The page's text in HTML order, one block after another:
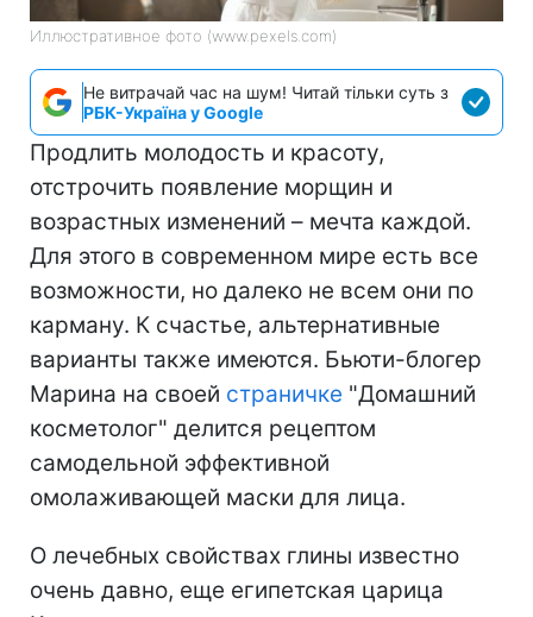
Иллюстративное фото (www.pexels.com)
Не витрачай час на шум! Читай тільки суть з
РБК-Україна у Google
Продлить молодость и красоту,
отстрочить появление морщин и
возрастных изменений – мечта каждой.
Для этого в современном мире есть все
возможности, но далеко не всем они по
карману. К счастье, альтернативные
варианты также имеются. Бьюти-блогер
Марина на своей страничке "Домашний
косметолог" делится рецептом
самодельной эффективной
омолаживающей маски для лица.
О лечебных свойствах глины известно
очень давно, еще египетская царица